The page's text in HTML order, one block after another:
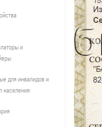
и
для инвалидов и
населения